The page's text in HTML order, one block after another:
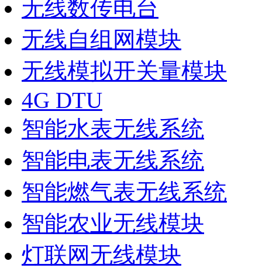
无线数传电台
无线自组网模块
无线模拟开关量模块
4G DTU
智能水表无线系统
智能电表无线系统
智能燃气表无线系统
智能农业无线模块
灯联网无线模块